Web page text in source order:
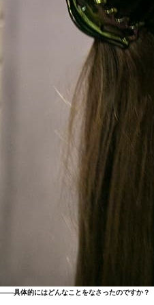
――具体的にはどんなことをなさったのですか？